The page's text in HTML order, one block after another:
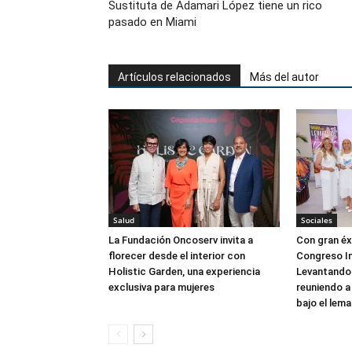
Sustituta de Adamari López tiene un rico
pasado en Miami
Artículos relacionados Más del autor
Salud
La Fundación Oncoserv invita a
florecer desde el interior con
Holistic Garden, una experiencia
exclusiva para mujeres
Sociales
Con gran
Congreso
Levantando
reuniendo
bajo el